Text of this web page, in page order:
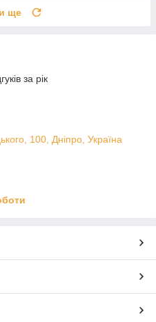
ще
за рік
100, Дніпро, Україна